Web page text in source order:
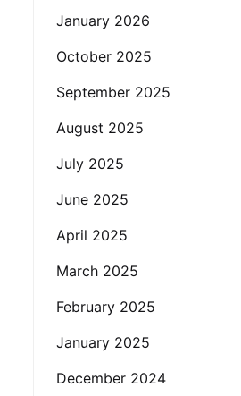
January 2026
October 2025
September 2025
August 2025
July 2025
June 2025
April 2025
March 2025
February 2025
January 2025
December 2024